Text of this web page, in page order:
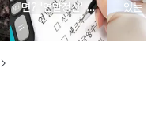
면? '연말정산' 핵
심 꿀팁 A to Z
있는 건
요?”